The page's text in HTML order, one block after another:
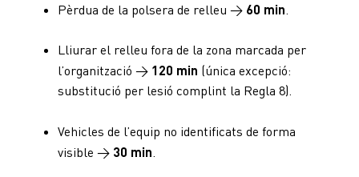
Pèrdua de la polsera de relleu → 60 min
Lliurar el relleu fora de la zona marcada per
l’organització → 120 min (única excepció:
substitució per lesió complint la Regla 8).
Vehicles de l’equip no identificats de forma
visible → 30 min